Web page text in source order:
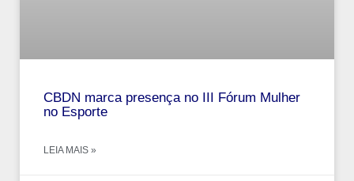
CBDN marca presença no III Fórum Mulher
no Esporte
LEIA MAIS »